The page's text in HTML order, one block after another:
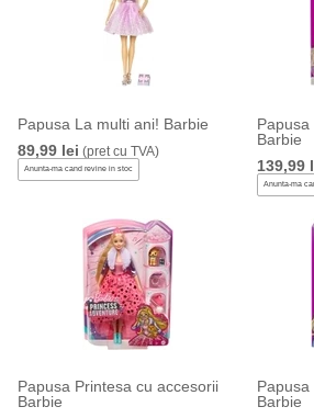
Papusa La multi ani! Barbie
89,99 lei (pret cu TVA)
Anunta-ma cand revine in stoc
Barbie
139,99
Anunta-ma
Papusa Printesa cu accesorii
Barbie
Barbie